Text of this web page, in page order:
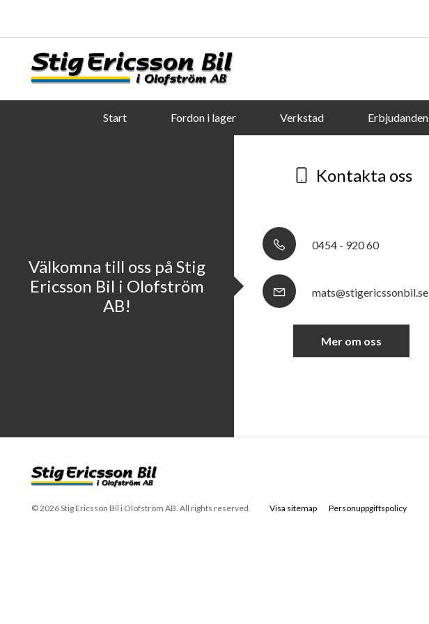
Start Fordon i lager Verkstad Erbjudanden
Välkomna till oss på Stig
Ericsson Bil i Olofström
AB!
Kontakta oss
0454 - 920 60
mats@stigericssonbil.se
Mer om oss
© 2026 Stig Ericsson Bil i Olofström AB. All rights reserved. Visa sitemap Personuppgiftspolicy